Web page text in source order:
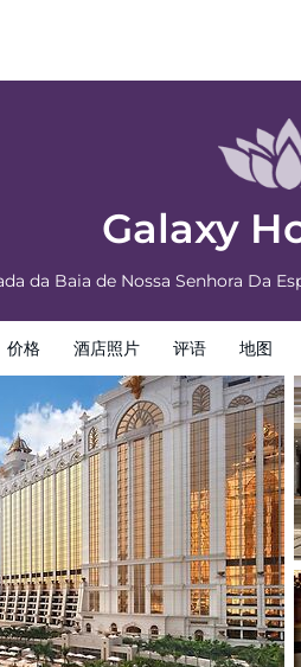
Galaxy
da Baia de Nossa Senhora Da
价格 酒店照片 评语 地图